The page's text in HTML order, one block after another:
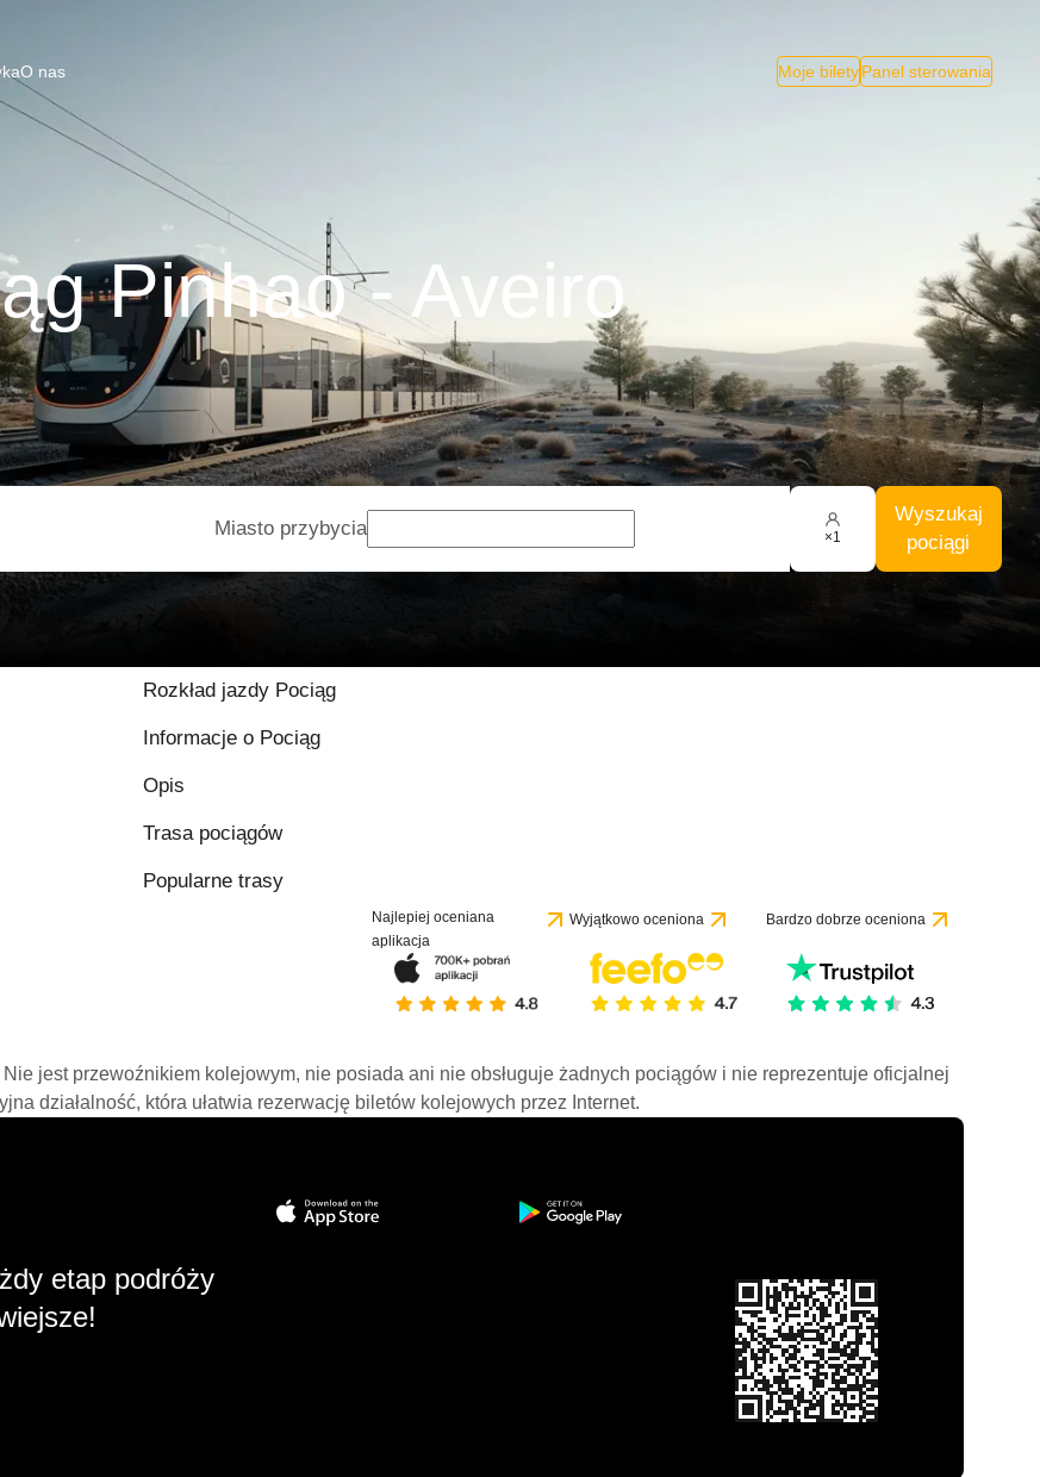
O nas Moje biletyPanel sterowania
Pinhao - Aveiro
Miasto przybycia ×1
Wyszukaj
pociągi
Rozkład jazdy Pociąg
Informacje o Pociąg
Opis
Trasa pociągów
Popularne trasy
Najlepiej oceniana
aplikacja
Wyjątkowo oceniona Bardzo dobrze oceniona
jest przewoźnikiem kolejowym, nie posiada ani nie obsługuje żadnych pociągów i nie reprezentuje oficjalnej
działalność, która ułatwia rezerwację biletów kolejowych przez Internet.
etap podróży